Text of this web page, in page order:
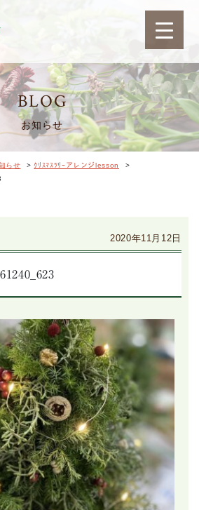
ルファクトリ
BLOG
お知らせ
らせ >ｸﾘｽﾏｽﾂﾘｰアレンジlesson
>
2020年11月12日